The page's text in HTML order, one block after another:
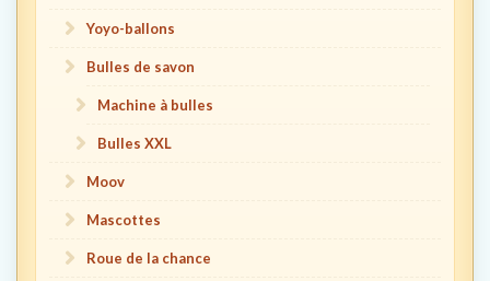
Yoyo-ballons
Bulles de savon
Machine à bulles
Bulles XXL
Moov
Mascottes
Roue de la chance